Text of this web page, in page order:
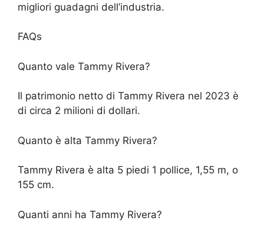
migliori guadagni dell’industria.
FAQs
Quanto vale Tammy Rivera?
Il patrimonio netto di Tammy Rivera nel 2023 è
di circa 2 milioni di dollari.
Quanto è alta Tammy Rivera?
Tammy Rivera è alta 5 piedi 1 pollice, 1,55 m, o
155 cm.
Quanti anni ha Tammy Rivera?